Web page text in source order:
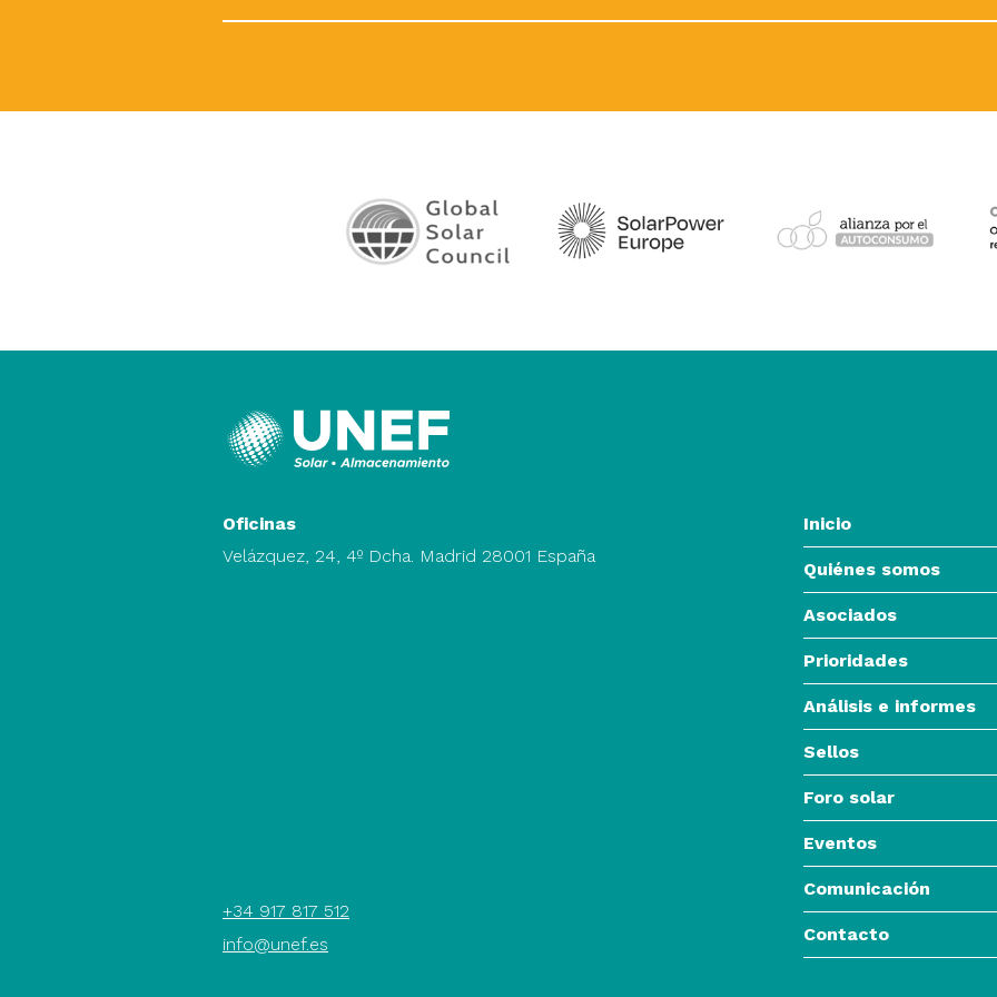
Oficinas
Velázquez, 24, 4º Dcha. Madrid 28001 España
+34 917 817 512
info@unef.es
Inicio
Quiénes somos
Asociados
Prioridades
Análisis e informes
Sellos
Foro solar
Eventos
Comunicación
Contacto